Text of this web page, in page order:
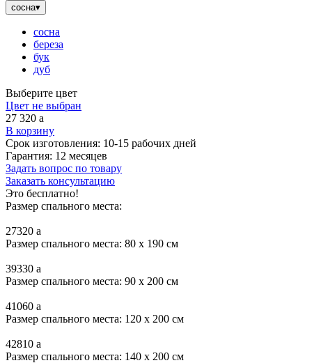
сосна▾
сосна
береза
бук
дуб
Выберите цвет
Цвет не выбран
27 320 a
В корзину
Срок изготовления: 10-15 рабочих дней
Гарантия: 12 месяцев
Задать вопрос по товару
Заказать консультацию
Это бесплатно!
Размер спального места:
27320 a
Размер спального места: 80 x 190 см
39330 a
Размер спального места: 90 x 200 см
41060 a
Размер спального места: 120 x 200 см
42810 a
Размер спального места: 140 x 200 см